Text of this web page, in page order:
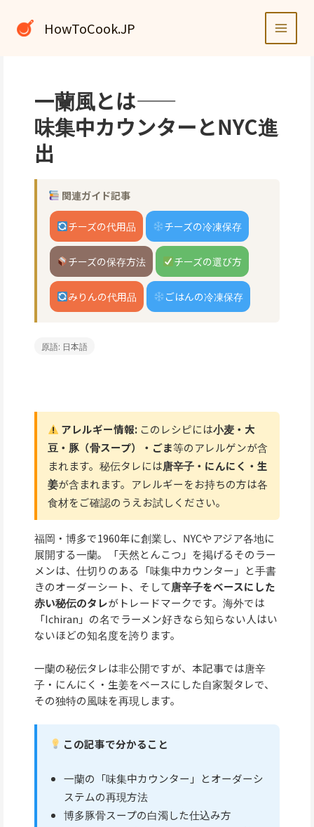
HowToCook.JP
一蘭風とは——
味集中カウンターとNYC進
出
関連ガイド記事
チーズの代用品 チーズの冷凍保存
チーズの保存方法 チーズの選び方
みりんの代用品 ごはんの冷凍保存
原語: 日本語
アレルギー情報: このレシピには小麦・大
豆・豚（骨スープ）・ごま等のアレルゲンが含
まれます。秘伝タレには唐辛子・にんにく・生
姜が含まれます。アレルギーをお持ちの方は各
食材をご確認のうえお試しください。
福岡・博多で1960年に創業し、NYCやアジア各地に
展開する一蘭。「天然とんこつ」を掲げるそのラー
メンは、仕切りのある「味集中カウンター」と手書
きのオーダーシート、そして唐辛子をベースにした
赤い秘伝のタレがトレードマークです。海外では
「Ichiran」の名でラーメン好きなら知らない人はい
ないほどの知名度を誇ります。
一蘭の秘伝タレは非公開ですが、本記事では唐辛
子・にんにく・生姜をベースにした自家製タレで、
その独特の風味を再現します。
この記事で分かること
一蘭の「味集中カウンター」とオーダーシ
ステムの再現方法
博多豚骨スープの白濁した仕込み方